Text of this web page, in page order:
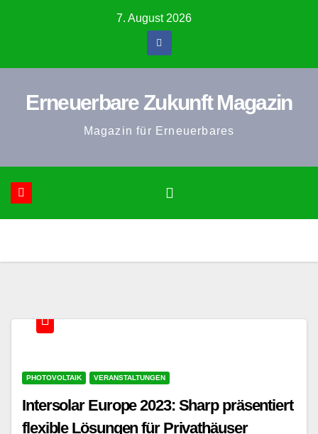
7. August 2026
Erneuerbare Zukunft Magazin
Magazin für Erneuerbares
PHOTOVOLTAIK VERANSTALTUNGEN
Intersolar Europe 2023: Sharp präsentiert
flexible Lösungen für Privathäuser